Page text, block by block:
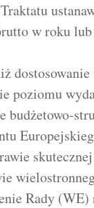
w roku
poziomu
budżetowo-
Rady